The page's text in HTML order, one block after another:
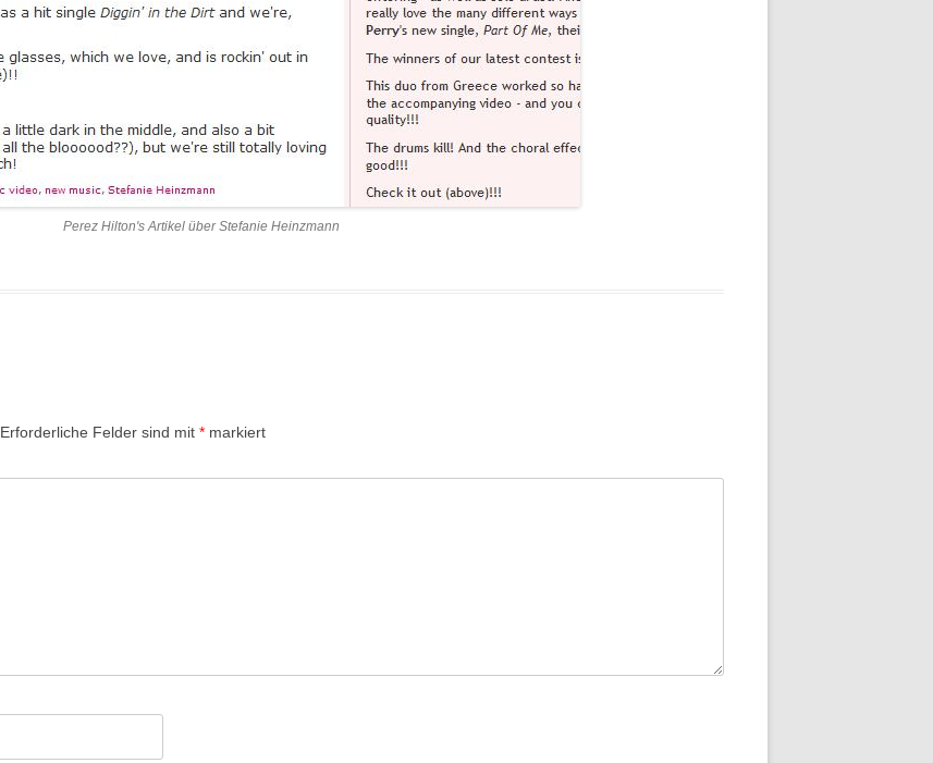
Perez Hilton's Artikel über Stefanie Heinzmann
Erforderliche Felder sind mit * markiert